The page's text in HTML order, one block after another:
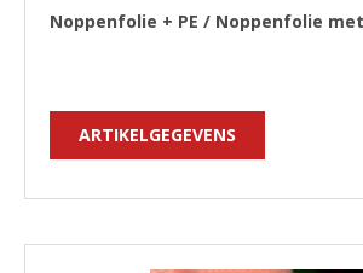
Noppenfolie + PE / Noppenfolie
ARTIKELGEGEVENS